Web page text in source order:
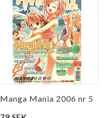
Manga Mania 2006 nr 5